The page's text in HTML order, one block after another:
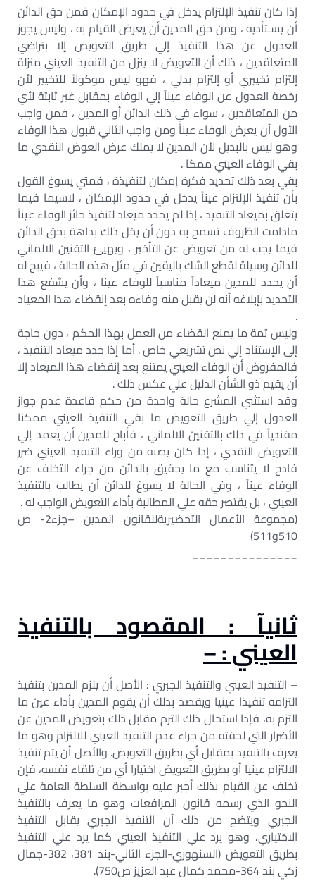
إذا كان تنفيذ الإلتزام يدخل في حدود الإمكان فمن حق الدائن
أن يسـتأديه ، ومن حق المدين أن يعرض القيام به ، وليس يجوز
العدول عن هذا التنفيذ إلي طريق التعويض إلا بتراضي
المتعاقدين ، ذلك أن التعويض لا ينزل من التنفيذ العيني منزلة
إلتزام تخييري أو إلتزام بدلي ، فهو ليس موكولاً للتخيير لأن
رخصة العدول عن الوفاء عيناً إلي الوفاء بمقابل غير ثابتة لأي
من المتعاقدين ، سواء في ذلك الدائن أو المدين ، فمن واجب
الأول أن يعرض الوفاء عيناً ومن واجب الثاني قبول هذا الوفاء
وهو ليس بالبديل لأن المدين لا يملك عرض العوض النقدي ما
بقي الوفاء العيني ممكا .
بقي بعد ذلك تحديد فكرة إمكان لتنفيذة ، فمتي يسوغ القول
بأن تنفيذ الإلتزام عيناً يدخل في حدود الإمكان ، لاسيما فيما
يتعلق بميعاد التنفيذ ، إذا لم يحدد ميعاد لتنفيذ حائز الوفاء عيناً
مادامت الظروف تسمح به دون أن يخل ذلك بداهة بحق الدائن
فيما يجب له من تعويض عن التأخير ، ويهيئ التقنين الالماني
للدائن وسيلة لقطع الشك باليقين في مثل هذه الحالة ، فيبح له
أن يحدد للمدين ميعاداً مناسباً للوفاء عينا ، وأن يشفع هذا
التحديد بإبلاغه أنه لن يقبل منه وفاءه بعد إنقضاء هذا المعياد
.
وليس ثمة ما يمنع القضاء من العمل بهذا الحكم ، دون حاجة
إلى الإستناد إلي نص تشريعي خاص . أما إذا حدد ميعاد التنفيذ ،
فالمفروض أن الوفاء العيني يمتنع بعد إنقضاء هذا الميعاد إلا
أن يقيم ذو الشأن الدليل علي عكس ذلك .
وقد استثني المشرع حالة واحدة من حكم قاعدة عدم جواز
العدول إلي طريق التعويض ما بقي التنفيذ العيني ممكنا
مقندياً في ذلك بالتقنين الالماني ، فأباح للمدين أن يعمد إلي
التعويض النقدي ، إذا كان يصبه من وراء التنفيذ العيني ضرر
فادح لا يتناسب مع ما يحقيق بالدائن من جراء التخلف عن
الوفاء عيناً ، وفي الحالة لا يسوغ للدائن أن يطالب بالتنفيذ
العيني ، بل يقتصر حقه علي المطالبة بأداء التعويض الواجب له .
(مجموعة الأعمال التحضيريةللقانون المدين –جزء2- ص
510و511)
_______________
ثانيآ : المقصود بالتنفيذ
العيني : –
– التنفيذ العيني والتنفيذ الجبري : الأصل أن يلزم المدين بتنفيذ
التزامه تنفيذا عينيا ويقصد بذلك أن يقوم المدين بأداء عين ما
التزم به، فإذا استحال ذلك التزم مقابل ذلك بتعويض المدين عن
الأضرار التي لحقته من جراء عدم التنفيذ العيني للالتزام وهو ما
يعرف بالتنفيذ بمقابل أي بطريق التعويض. والأصل أن يتم تنفيذ
الالتزام عينيا أو بطريق التعويض اختيارا أي من تلقاء نفسه، فإن
تخلف عن القيام بذلك أجبر عليه بواسطة السلطة العامة علي
النحو الذي رسمه قانون المرافعات وهو ما يعرف بالتنفيذ
الجبري ويتضح من ذلك أن التنفيذ الجبري يقابل التنفيذ
الاختياري، وهو يرد علي التنفيذ العيني كما يرد علي التنفيذ
بطريق التعويض (السنهوري-الجزء الثاني-بند 381، 382-جمال
زكي بند 364-محمد كمال عبد العزيز ص750).